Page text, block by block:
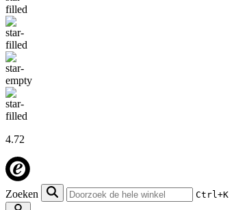
4.72
Zoeken Ctrl+K